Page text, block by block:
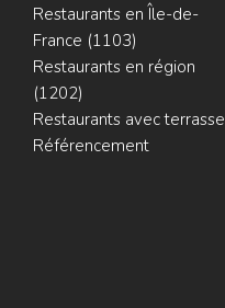
Restaurants en Île-de-
France (1103)
Restaurants en région
(1202)
Restaurants avec terrasse
Référencement